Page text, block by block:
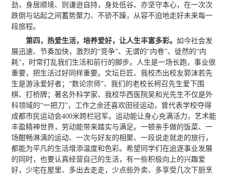
劲，身居顺境、则谦逊自持，身处低谷、亦坚守本心，在一次次
跌倒与站起之间蓄势聚力、不骄不躁，从容不迫地走好未来每一
段旅程。
第四，热爱生活，培养爱好，让人生丰富多彩。如今社会发
展迅速、节奏加快，激烈的“竞争”、无谓的“内卷”、徒然的“内
耗”，时常打乱我们生活和前行的脚步。人生是一场长跑，事业很
重要，把生活过好同样重要。文坛巨匠、我校杰出校友郭沫若先
生是游泳爱好者；“数论宗师”、我们的老校长柯召先生爱下围
棋、打桥牌；著名外科学家、我校华西医院吴和光先生不仅是外
科领域的“一把刀”，工作之余还喜欢田径运动，曾代表学校夺得
成都市民运动会400米跨栏冠军。运动能让身心充满活力，艺术能
丰盈精神世界，劳动能带来踏实与满足。一顿亲手做的饭菜、一
场酣畅淋漓的运动、一次与好友的相聚、一段说走就走的旅行，
都能为平凡的生活增添温度和色彩。希望同学们在追逐事业发展
的同时，也要认真经营自己的生活，有一些积极向上的兴趣爱
好，少宅在屋里、多出去走走，少点些外卖、多享受几次下厨烹